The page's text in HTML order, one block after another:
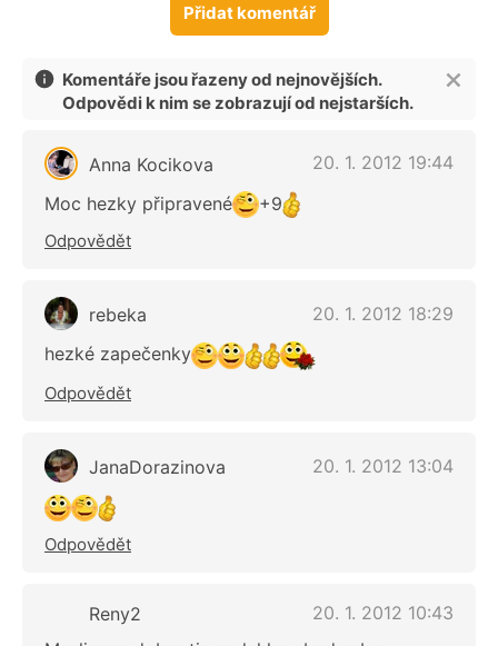
Přidat komentář
Komentáře jsou řazeny od nejnovějších.
Odpovědi k nim se zobrazují od nejstarších.
Anna Kocikova
20. 1. 2012 19:44
Moc hezky připravené
+9
Odpovědět
rebeka
20. 1. 2012 18:29
hezké zapečenky
Odpovědět
JanaDorazinova 20. 1. 2012 13:04
Odpovědět
Reny2
20. 1. 2012 10:43